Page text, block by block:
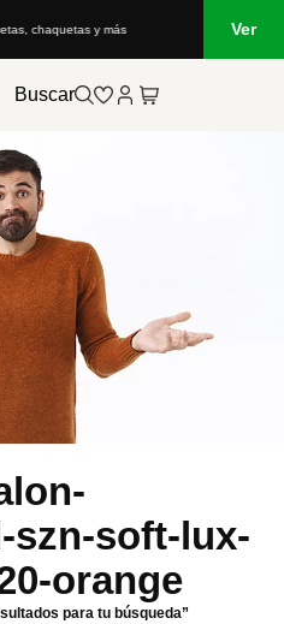
chaquetas y más Ver
Buscar
szn-soft-lux-
orange
para tu búsqueda”